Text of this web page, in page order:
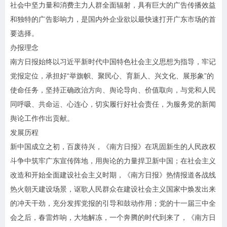
社会中坚力量和消费主力人群全面辐射，具有巨大的广告传播效益
和独特的广告影响力，是国内外企业欲以最快速打开广东市场的首
要选择。
办报理念
南方日报始终以习近平新时代中国特色社会主义思想为指导，牢记
党报定位，承担好“举旗帜、聚民心、育新人、兴文化、展形象”的
使命任务，坚持正确政治方向、舆论导向、价值取向，与党和人民
同呼吸、共命运、心连心，切实履行好社会责任，为服务党的新闻
舆论工作作出贡献。
发展历程
新中国成立之初，百废待兴，《南方日报》在巩固新生的人民政权
斗争中筑牢广东宣传阵地，用舆论的力量捍卫新中国；在社会主义
改造和开始全面建设社会主义时期，《南方日报》热情报道各战线
热火朝天建设场景，讴歌人民群众在建设社会主义国家中焕发出来
的冲天干劲，充分发挥党报的引导和鼓动作用；党的十一届三中全
会之后，春雷炸响，大地解冻，一个奔腾的时代到来了，《南方日